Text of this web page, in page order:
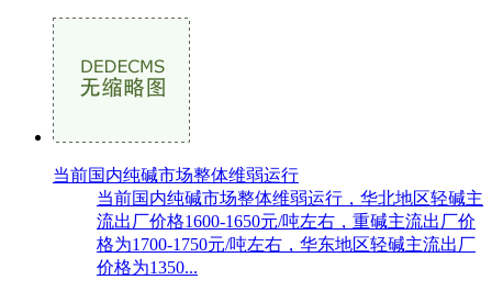
当前国内纯碱市场整体维弱运行
当前国内纯碱市场整体维弱运行，华北地区轻碱主
流出厂价格1600-1650元/吨左右，重碱主流出厂价
格为1700-1750元/吨左右，华东地区轻碱主流出厂
价格为1350...